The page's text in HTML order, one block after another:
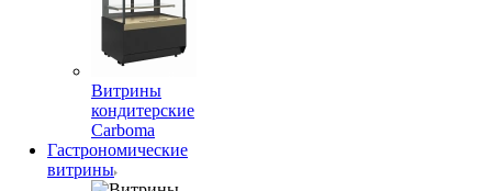
Витрины
кондитерские
Carboma
Гастрономические
витрины